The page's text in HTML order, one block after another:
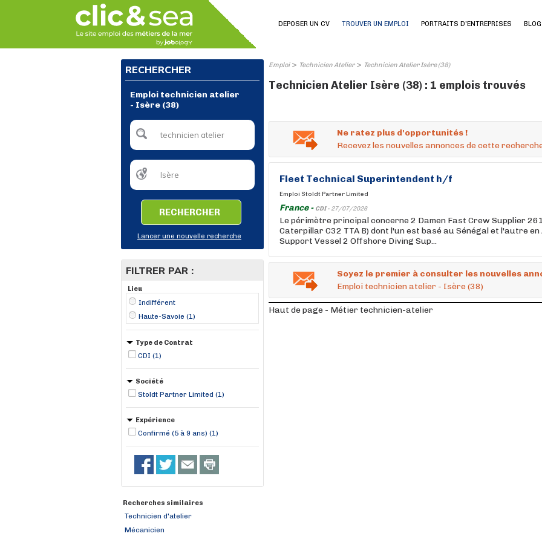
DEPOSER UN CV TROUVER UN EMPLOI PORTRAITS D'ENTREPRISES
RECHERCHER
Emploi technicien atelier
- Isère (38)
RECHERCHER
Lancer une nouvelle recherche
FILTRER PAR :
Lieu
Indifférent
Haute-Savoie (1)
Type de Contrat
CDI (1)
Société
Stoldt Partner Limited (1)
Expérience
Confirmé (5 à 9 ans) (1)
Recherches similaires
Technicien d'atelier
Mécanicien
Emploi> Technicien Atelier> Technicien Atelier Isère (38)
Technicien Atelier Isère (38) : 1 emplois trouvés
Ne ratez plus d'opportunités !
Recevez les nouvelles annonces de cette
Fleet Technical Superintendent h/f
Emploi Stoldt Partner Limited
France - CDI - 27/07/2026
Le périmètre principal concerne 2 Damen Fast Crew Supplier
Caterpillar C32 TTA B) dont l'un est basé au Sénégal et l'autre
Support Vessel 2 Offshore Diving Sup...
Soyez le premier à consulter les nouvelles
Emploi technicien atelier - Isère (38)
Haut de page - Métier technicien-atelier